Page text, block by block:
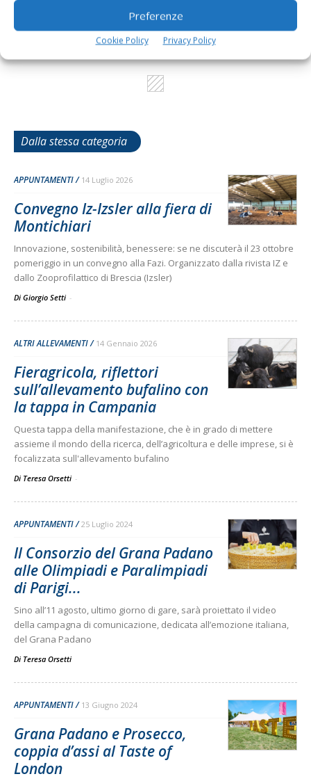
Preferenze
Cookie Policy Privacy Policy
Dalla stessa categoria
APPUNTAMENTI 14 Luglio 2026
Convegno Iz-Izsler alla fiera di
Montichiari
Innovazione, sostenibilità, benessere: se ne discuterà il 23 ottobre
pomeriggio in un convegno alla Fazi. Organizzato dalla rivista IZ e
dallo Zooprofilattico di Brescia (Izsler)
Di Giorgio Setti -
ALTRI ALLEVAMENTI 14 Gennaio 2026
Fieragricola, riflettori
sull’allevamento bufalino con
la tappa in Campania
Questa tappa della manifestazione, che è in grado di mettere
assieme il mondo della ricerca, dell’agricoltura e delle imprese, si è
focalizzata sull'allevamento bufalino
Di Teresa Orsetti -
APPUNTAMENTI 25 Luglio 2024
Il Consorzio del Grana Padano
alle Olimpiadi e Paralimpiadi
di Parigi...
Sino all’11 agosto, ultimo giorno di gare, sarà proiettato il video
della campagna di comunicazione, dedicata all’emozione italiana,
del Grana Padano
Di Teresa Orsetti
APPUNTAMENTI 13 Giugno 2024
Grana Padano e Prosecco,
coppia d’assi al Taste of
London